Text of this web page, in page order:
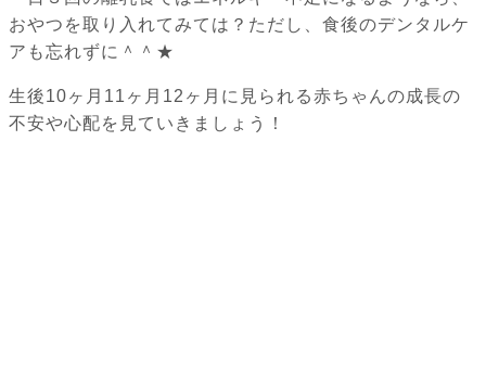
おやつを取り入れてみては？ただし、食後のデンタルケ
アも忘れずに＾＾★
生後10ヶ月11ヶ月12ヶ月に見られる赤ちゃんの成長の
不安や心配を見ていきましょう！